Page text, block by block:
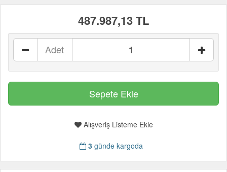
487.987,13 TL
Adet
Alışveriş Listeme Ekle
3günde kargoda